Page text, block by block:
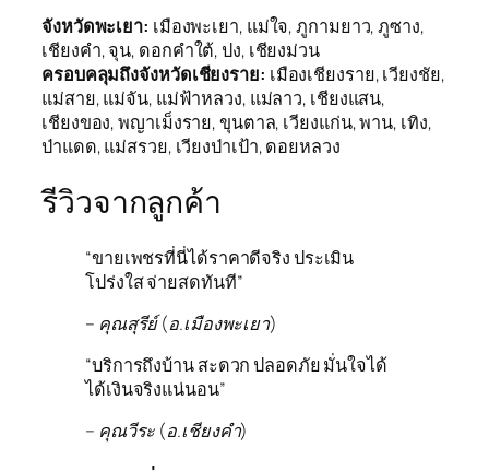
จังหวัดพะเยา: เมืองพะเยา, แม่ใจ, ภูกามยาว, ภูซาง,
เชียงคำ, จุน, ดอกคำใต้, ปง, เชียงม่วน
ครอบคลุมถึงจังหวัดเชียงราย: เมืองเชียงราย, เวียงชัย,
แม่สาย, แม่จัน, แม่ฟ้าหลวง, แม่ลาว, เชียงแสน,
เชียงของ, พญาเม็งราย, ขุนตาล, เวียงแก่น, พาน, เทิง,
ป่าแดด, แม่สรวย, เวียงป่าเป้า, ดอยหลวง
รีวิวจากลูกค้า
“ขายเพชรที่นี่ได้ราคาดีจริง ประเมิน
โปร่งใส จ่ายสดทันที”
– คุณสุรีย์ (อ.เมืองพะเยา)
“บริการถึงบ้าน สะดวก ปลอดภัย มั่นใจได้
ได้เงินจริงแน่นอน”
– คุณวีระ (อ.เชียงคำ)